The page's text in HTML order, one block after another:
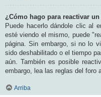
¿Cómo hago para reactivar un
Puede hacerlo dándole clic al
esté viendo el mismo, puede
página. Sin embargo, si no lo
sido deshabilitado o el tiempo
aún. También es posible
embargo, lea las reglas del foro
Arriba